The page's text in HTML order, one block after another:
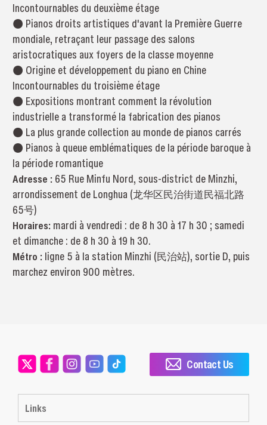
Incontournables du deuxième étage
● Pianos droits artistiques d'avant la Première Guerre
mondiale, retraçant leur passage des salons
aristocratiques aux foyers de la classe moyenne
● Origine et développement du piano en Chine
Incontournables du troisième étage
● Expositions montrant comment la révolution
industrielle a transformé la fabrication des pianos
● La plus grande collection au monde de pianos carrés
● Pianos à queue emblématiques de la période baroque à
la période romantique
Adresse : 65 Rue Minfu Nord, sous-district de Minzhi,
arrondissement de Longhua (龙华区民治街道民福北路
65号)
Horaires: mardi à vendredi : de 8 h 30 à 17 h 30 ; samedi
et dimanche : de 8 h 30 à 19 h 30.
Métro : ligne 5 à la station Minzhi (民治站), sortie D, puis
marchez environ 900 mètres.
Links
Contact Us